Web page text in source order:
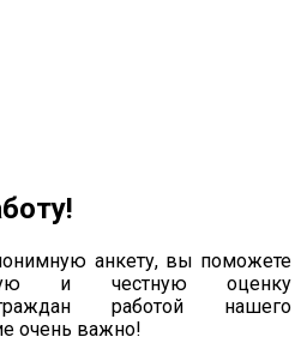
анкету, вы поможете
и честную оценку
работой нашего
очень важно!